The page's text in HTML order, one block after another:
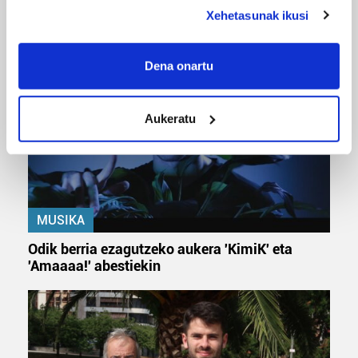
If you allow, we would also like to:
Collect information about your geographical
meters
Identify your device by actively scanning it for
specific characteristics (fingerprinting)
Find out more about how your personal data is processed
and set your preferences in the
details section
Guk eta gure bazkideek zure datu pertsonalak
teknologia erabiliz, cookieak adibidez, iragarki eta eduki
neurtzeko, jendeari buruzko informazioa biltzeko eta
produktuak garatzeko. Zure datuak nork eta zertarako
erabiltzen dituen hauta dezakezu.
Xehetasunak ikusi
Dena onartu
Aukeratu
MUSIKA
Odik berria ezagutzeko aukera 'KimiK' eta
'Amaaaa!' abestiekin